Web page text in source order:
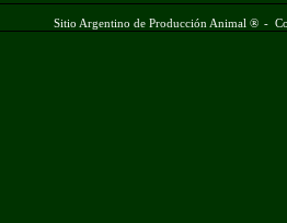
Sitio Argentino de Producción Animal ® -